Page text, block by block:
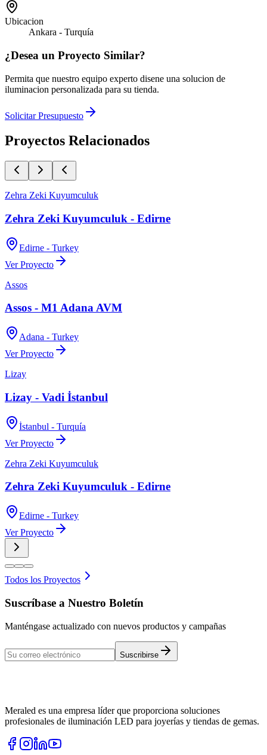
Ubicacion
Ankara - Turquía
¿Desea un Proyecto Similar?
Permita que nuestro equipo experto disene una solucion de
iluminacion personalizada para su tienda.
Solicitar Presupuesto
Proyectos Relacionados
Zehra Zeki Kuyumculuk
Zehra Zeki Kuyumculuk - Edirne
Edirne - Turkey
Ver Proyecto
Assos
Assos - M1 Adana AVM
Adana - Turkey
Ver Proyecto
Lizay
Lizay - Vadi İstanbul
İstanbul - Turquía
Ver Proyecto
Zehra Zeki Kuyumculuk
Zehra Zeki Kuyumculuk - Edirne
Edirne - Turkey
Ver Proyecto
Todos los Proyectos
Suscríbase a Nuestro Boletín
Manténgase actualizado con nuevos productos y campañas
Suscribirse
Meraled es una empresa líder que proporciona soluciones
profesionales de iluminación LED para joyerías y tiendas de gemas.